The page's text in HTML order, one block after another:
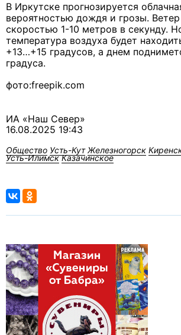
В Иркутске прогнозируется
вероятностью дождя и грозы.
скоростью 1-10 метров в секунду.
температура воздуха будет
+13…+15 градусов, а днем
градуса.
фото:freepik.com
ИА «Наш Север»
16.08.2025 19:43
Общество Усть-Кут Железногорск
Усть-Илимск Казачинское